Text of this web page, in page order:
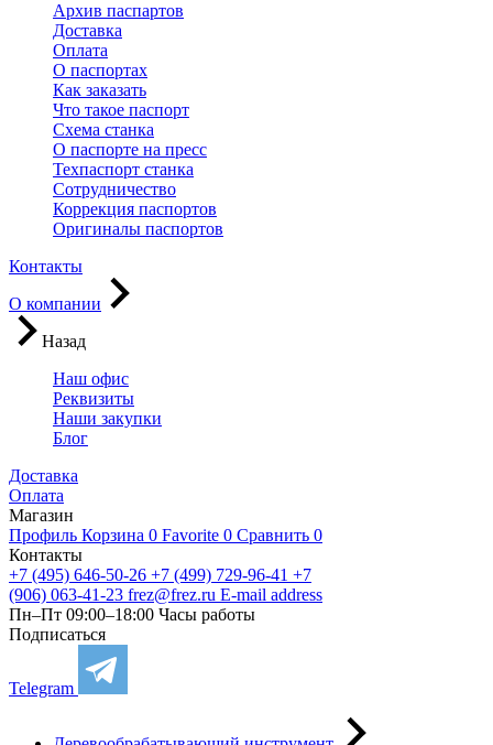
Архив паспартов
Доставка
Оплата
О паспортах
Как заказать
Что такое паспорт
Схема станка
О паспорте на пресс
Техпаспорт станка
Сотрудничество
Коррекция паспортов
Оригиналы паспортов
Контакты
О компании
Назад
Наш офис
Реквизиты
Наши закупки
Блог
Доставка
Оплата
Магазин
Профиль Корзина 0 Favorite 0 Сравнить 0
Контакты
+7 (495) 646-50-26 +7 (499) 729-96-41 +7
(906) 063-41-23 frez@frez.ru E-mail address
Пн–Пт 09:00–18:00 Часы работы
Подписаться
Telegram